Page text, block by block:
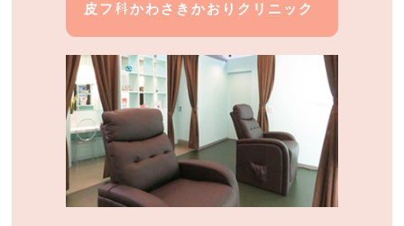
皮フ科かわさきかおりクリニック